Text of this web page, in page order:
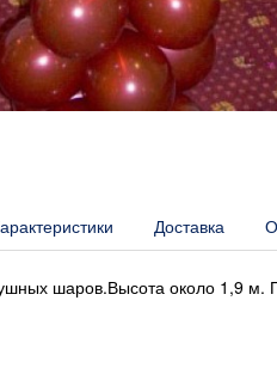
Доставка
шаров.Высота около 1,9